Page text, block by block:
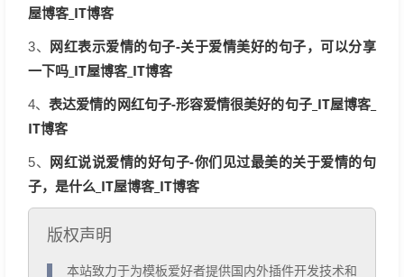
屋博客_IT博客
3、 网红表示爱情的句子-关于爱情美好的句子，可以分享
一下吗_IT屋博客_IT博客
4、表达爱情的网红句子-形容爱情很美好的句子_IT屋博客_
IT博客
5、 网红说说爱情的好句子-你们见过最美的关于爱情的句
子，是什么_IT屋博客_IT博客
版权声明